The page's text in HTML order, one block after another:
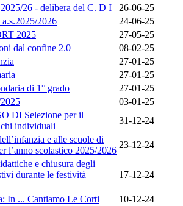
26 - delibera del C. D I
26-06-25
2026
24-06-25
2025
27-05-25
dal confine 2.0
08-02-25
27-01-25
27-01-25
di 1° grado
27-01-25
03-01-25
DI Selezione per il
individuali
31-12-24
e alle scuole di
l’anno scolastico 2025/2026
23-12-24
e chiusura degli
durante le festività
17-12-24
In ... Cantiamo Le Corti
10-12-24